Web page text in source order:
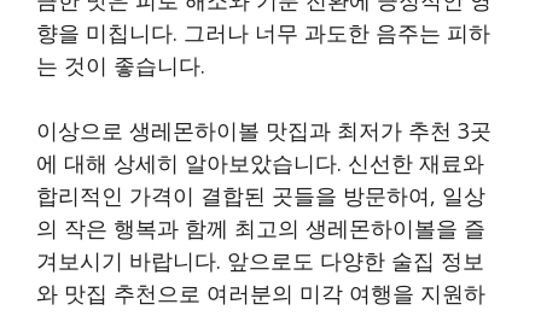
향을 미칩니다. 그러나 너무 과도한 음주는 피하
는 것이 좋습니다.
이상으로 생레몬하이볼 맛집과 최저가 추천 3곳
에 대해 상세히 알아보았습니다. 신선한 재료와
합리적인 가격이 결합된 곳들을 방문하여, 일상
의 작은 행복과 함께 최고의 생레몬하이볼을 즐
겨보시기 바랍니다. 앞으로도 다양한 술집 정보
와 맛집 추천으로 여러분의 미각 여행을 지원하